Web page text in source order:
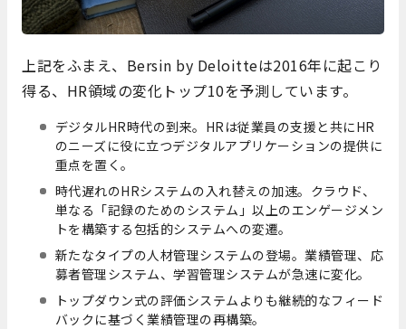
上記をふまえ、Bersin by Deloitteは2016年に起こり
得る、HR領域の変化トップ10を予測しています。
デジタルHR時代の到来。HRは従業員の支援と共にHR
のニーズに役に立つデジタルアプリケーションの提供に
重点を置く。
時代遅れのHRシステムの入れ替えの加速。クラウド、
単なる「記録のためのシステム」以上のエンゲージメン
トを構築する包括的システムへの変遷。
新たなタイプの人材管理システムの登場。業績管理、応
募者管理システム、学習管理システムが急速に変化。
トップダウン式の評価システムよりも継続的なフィード
バックに基づく業績管理の再構築。